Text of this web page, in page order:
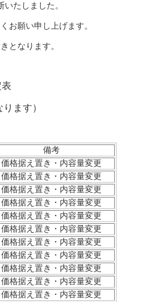
たしました。
お願い申し上げます。
となります。
ます）
備考
価格据え置き・内容量変更
価格据え置き・内容量変更
価格据え置き・内容量変更
価格据え置き・内容量変更
価格据え置き・内容量変更
価格据え置き・内容量変更
価格据え置き・内容量変更
価格据え置き・内容量変更
価格据え置き・内容量変更
価格据え置き・内容量変更
価格据え置き・内容量変更